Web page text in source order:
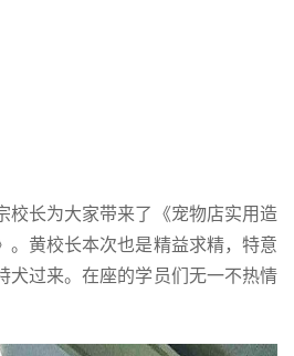
校长为大家带来了《宠物店实用造
。黄校长本次也是精益求精，特意
犬过来。在座的学员们无一不热情